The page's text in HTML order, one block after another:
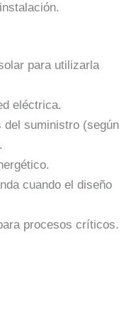
para utilizarla
eléctrica.
del suministro (según
cuando el diseño
procesos críticos.